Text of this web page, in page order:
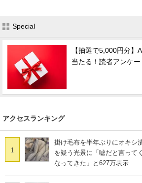
Special
【抽選で5,000円分
当たる！読者アンケー
アクセスランキング
1
掛け毛布を半年ぶりにオキ
を疑う光景に「嘘だと言って
なってきた」と627万表示